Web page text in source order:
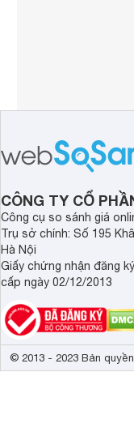
CÔNG TY CỔ
Công cụ so sánh giá
Trụ sở chính: Số 195
Hà Nội
Giấy chứng nhận đăng
cấp ngày 02/12/2013
© 2013 - 2023 Bản